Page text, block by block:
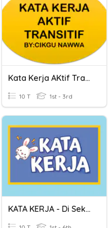
Kata Kerja AKtif Transitif
10 T 1st - 3rd
KATA KERJA - Di Sekolah